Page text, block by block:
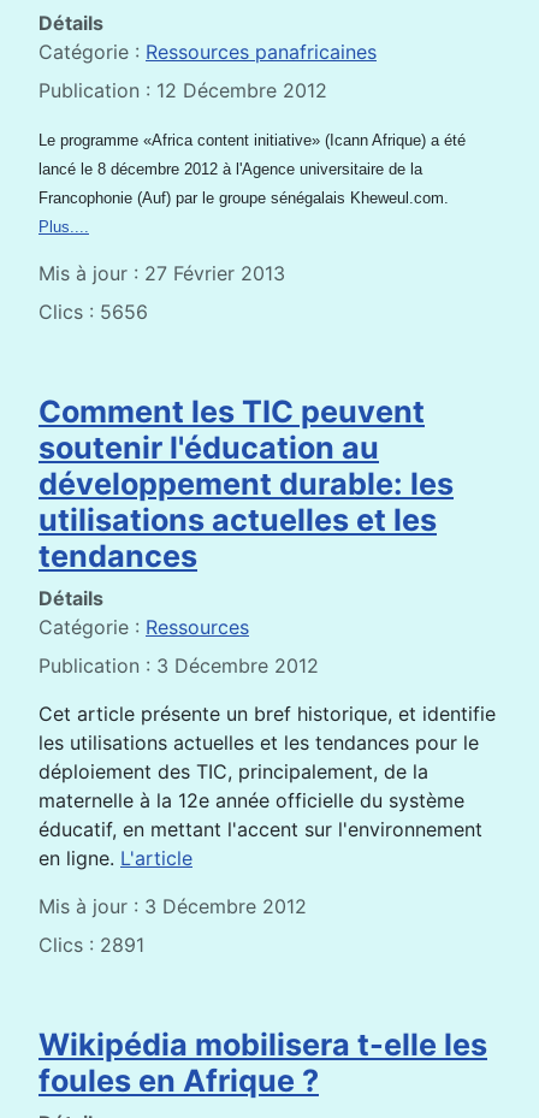
Détails
Catégorie : Ressources panafricaines
Publication : 12 Décembre 2012
Le programme «Africa content initiative» (Icann Afrique) a été
lancé le 8 décembre 2012 à l'Agence universitaire de la
Francophonie (Auf) par le groupe sénégalais Kheweul.com.
Plus....
Mis à jour : 27 Février 2013
Clics : 5656
Comment les TIC peuvent
soutenir l'éducation au
développement durable: les
utilisations actuelles et les
tendances
Détails
Catégorie : Ressources
Publication : 3 Décembre 2012
Cet article présente un bref historique, et identifie
les utilisations actuelles et les tendances pour le
déploiement des TIC, principalement, de la
maternelle à la 12e année officielle du système
éducatif, en mettant l'accent sur l'environnement
en ligne. L'article
Mis à jour : 3 Décembre 2012
Clics : 2891
Wikipédia mobilisera t-elle les
foules en Afrique ?